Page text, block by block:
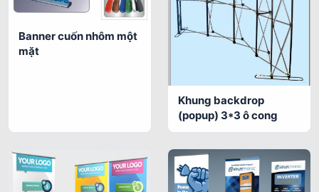
Banner cuốn nhôm một
mặt
Khung backdrop
(popup) 3*3 ô cong